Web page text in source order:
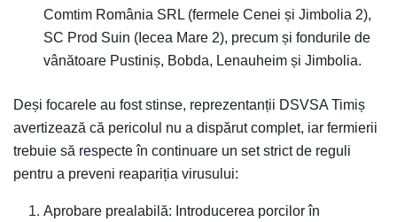
Comtim România SRL (fermele Cenei și Jimbolia 2),
SC Prod Suin (Iecea Mare 2), precum și fondurile de
vânătoare Pustiniș, Bobda, Lenauheim și Jimbolia.
Deși focarele au fost stinse, reprezentanții DSVSA Timiș
avertizează că pericolul nu a dispărut complet, iar fermierii
trebuie să respecte în continuare un set strict de reguli
pentru a preveni reapariția virusului:
Aprobare prealabilă: Introducerea porcilor în